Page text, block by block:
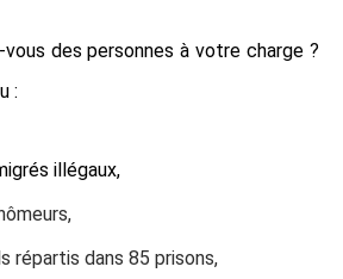
des personnes à votre charge ?
:
illégaux,
répartis dans 85 prisons,